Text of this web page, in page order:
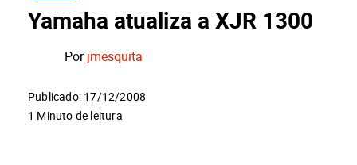
Yamaha atualiza a XJR 1300
Porjmesquita
Publicado: 17/12/2008
1 Minuto de leitura